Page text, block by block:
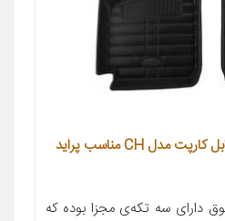
کفپوش سه بعدی خودرو بابل کارپت مدل CH مناسب پراید
دارای سه تکه‌ی مجزا بوده که